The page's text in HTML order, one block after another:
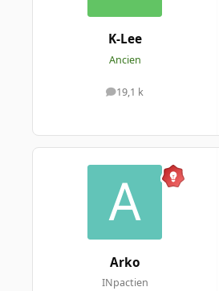
K-Lee
Ancien
19,1 k
messages
Arko
INpactien